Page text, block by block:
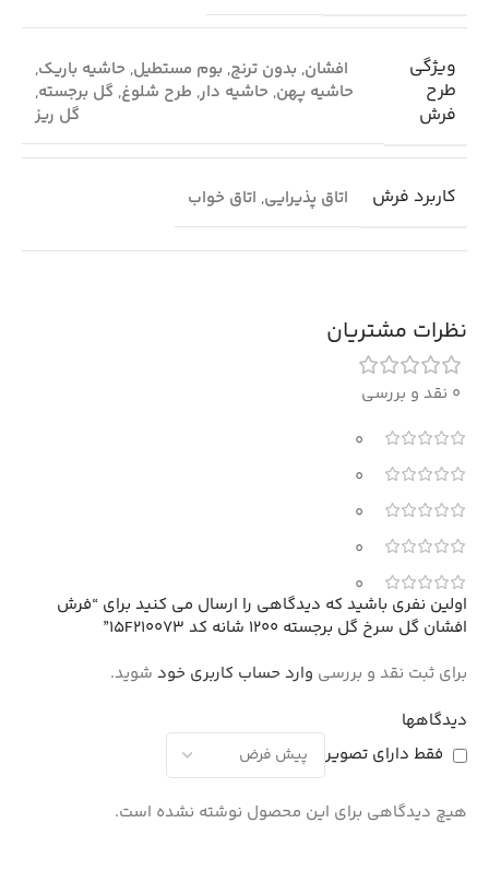
ویژگی
طرح
فرش
افشان, بدون ترنج, بوم مستطیل, حاشیه باریک,
حاشیه پهن, حاشیه دار, طرح شلوغ, گل برجسته,
گل ریز
کاربرد فرش اتاق پذیرایی, اتاق خواب
نظرات مشتریان
0 نقد و بررسی
0
0
0
0
0
دیدگاهها
فقط دارای تصویر
هیچ دیدگاهی برای این محصول نوشته نشده است.
اولین نفری باشید که دیدگاهی را ارسال می کنید برای “فرش
افشان گل سرخ گل برجسته 1200 شانه کد 15F210073”
برای ثبت نقد و بررسی وارد حساب کاربری خود شوید.